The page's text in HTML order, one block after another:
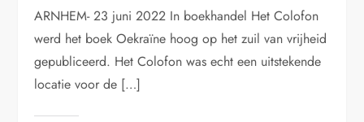
ARNHEM- 23 juni 2022 In boekhandel Het Colofon
werd het boek Oekraïne hoog op het zuil van vrijheid
gepubliceerd. Het Colofon was echt een uitstekende
locatie voor de […]